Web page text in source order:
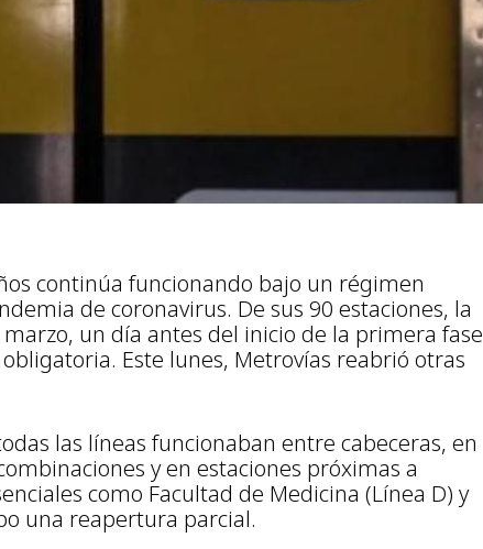
continúa funcionando bajo un régimen
de coronavirus. De sus 90 estaciones, la
un día antes del inicio de la primera fase
Este lunes, Metrovías reabrió otras
las líneas funcionaban entre cabeceras, en
y en estaciones próximas a
como Facultad de Medicina (Línea D) y
una reapertura parcial.